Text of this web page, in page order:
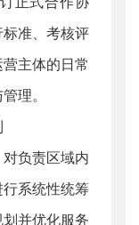
准、考核评
主体的日常
理。
负责区域内
系统性统筹
并优化服务